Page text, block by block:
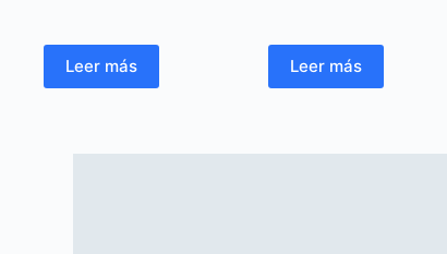
Leer más Leer más